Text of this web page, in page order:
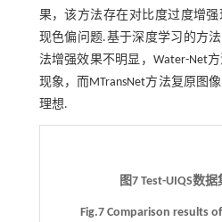
果，该方法存在对比度过度增
现色偏问题.基于深度学习的方法
法增强效果不明显，Water-Net
现象，而MTransNet方法复原图
理想.
图7 Test-UIQS数
Fig.7 Comparison results